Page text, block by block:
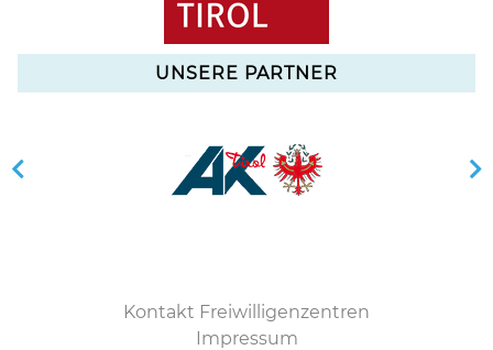
UNSERE PARTNER
Kontakt Freiwilligenzentren
Impressum